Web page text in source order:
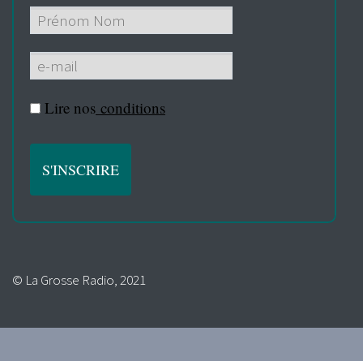
Lire nos conditions
© La Grosse Radio, 2021